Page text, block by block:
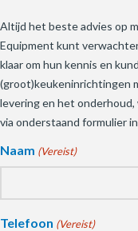
Altijd het beste advies op
Equipment kunt
klaar om hun kennis en
(groot)keukeninrichtingen
levering en het onderhoud,
via onderstaand formulier
Naam (Vereist)
Telefoon (Vereist)